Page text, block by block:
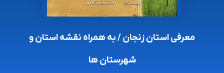
معرفی استان زنجان / به همراه نقشه استان و
شهرستان ها